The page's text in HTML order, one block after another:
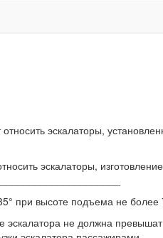
эскалаторы,
эскалаторы,
при высоте подъема не более
эскалатора не должна